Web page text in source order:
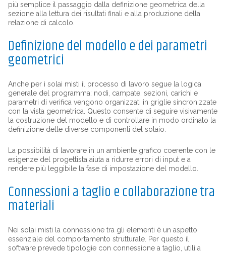
più semplice il passaggio dalla definizione geometrica della
sezione alla lettura dei risultati finali e alla produzione della
relazione di calcolo.
Definizione del modello e dei parametri
geometrici
Anche per i solai misti il processo di lavoro segue la logica
generale del programma: nodi, campate, sezioni, carichi e
parametri di verifica vengono organizzati in griglie sincronizzate
con la vista geometrica. Questo consente di seguire visivamente
la costruzione del modello e di controllare in modo ordinato la
definizione delle diverse componenti del solaio.
La possibilità di lavorare in un ambiente grafico coerente con le
esigenze del progettista aiuta a ridurre errori di input e a
rendere più leggibile la fase di impostazione del modello.
Connessioni a taglio e collaborazione tra
materiali
Nei solai misti la connessione tra gli elementi è un aspetto
essenziale del comportamento strutturale. Per questo il
software prevede tipologie con connessione a taglio, utili a